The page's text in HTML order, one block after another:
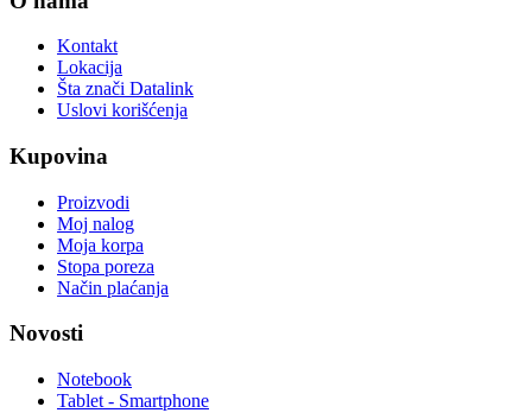
Kontakt
Lokacija
Šta znači Datalink
Uslovi korišćenja
Kupovina
Proizvodi
Moj nalog
Moja korpa
Stopa poreza
Način plaćanja
Novosti
Notebook
Tablet - Smartphone